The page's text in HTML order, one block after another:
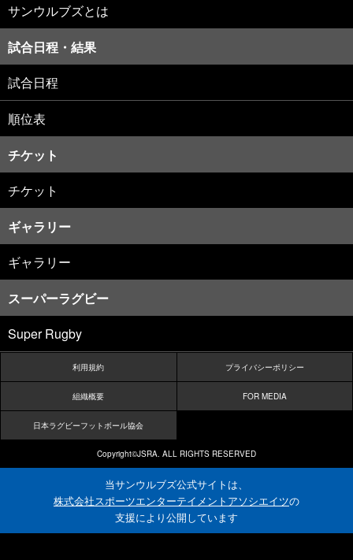
サンウルブズとは
試合日程・結果
試合日程
順位表
チケット
チケット
ギャラリー
ギャラリー
スーパーラグビー
Super Rugby
利用規約 プライバシーポリシー
組織概要 FOR MEDIA
日本ラグビーフットボール協会
Copyright©JSRA. ALL RIGHTS RESERVED
当サンウルブズ公式サイトは、
株式会社スポーツエンターテイメントアソシエイツの
支援により公開しています